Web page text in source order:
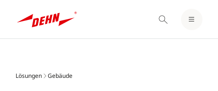
content
EINLOGGEN / REGISTRIEREN
Lösungen Gebäude